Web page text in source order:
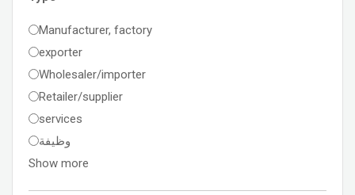
Manufacturer, factory
exporter
Wholesaler/importer
Retailer/supplier
services
وظيفة
Show more